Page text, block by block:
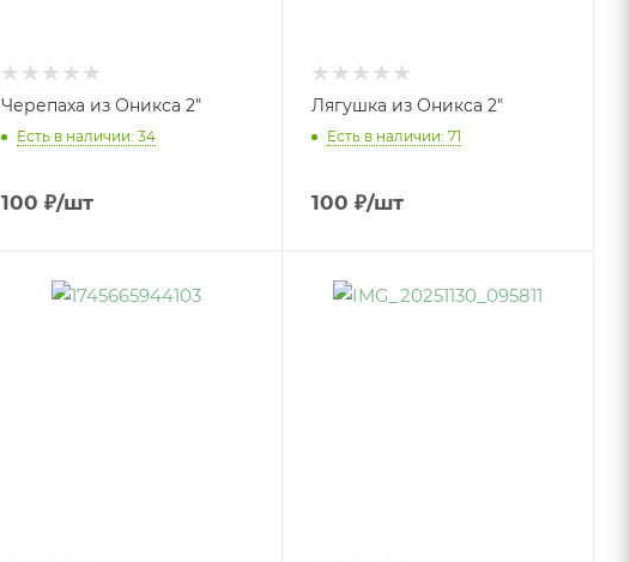
Черепаха из Оникса 2"
Есть в наличии: 34
100 ₽/шт
Лягушка из Оникса 2"
Есть в наличии: 71
100 ₽/шт